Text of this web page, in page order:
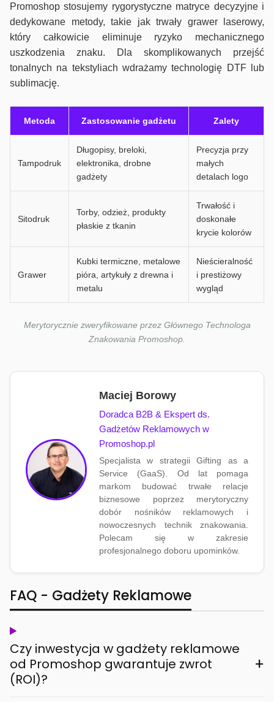
Promoshop stosujemy rygorystyczne matryce decyzyjne i
dedykowane metody, takie jak trwały grawer laserowy,
który całkowicie eliminuje ryzyko mechanicznego
uszkodzenia znaku. Dla skomplikowanych przejść
tonalnych na tekstyliach wdrażamy technologię DTF lub
sublimację.
Metoda Zastosowanie gadżetu Zalety
Tampodruk
Długopisy, breloki,
elektronika, drobne
gadżety
Precyzja przy
małych
detalach logo
Sitodruk
Torby, odzież, produkty
płaskie z tkanin
Trwałość i
doskonałe
krycie kolorów
Grawer
Kubki termiczne, metalowe
pióra, artykuły z drewna i
metalu
Nieścieralność
i prestiżowy
wygląd
Merytorycznie zweryfikowane przez Głównego Technologa
Znakowania Promoshop.
Maciej Borowy
Doradca B2B & Ekspert ds.
Gadżetów Reklamowych w
Promoshop.pl
Specjalista w strategii Gifting as a
Service (GaaS). Od lat pomaga
markom budować trwałe relacje
biznesowe poprzez merytoryczny
dobór nośników reklamowych i
nowoczesnych technik znakowania.
Polecam się w zakresie
profesjonalnego doboru upominków.
FAQ - Gadżety Reklamowe
Czy inwestycja w gadżety reklamowe
od Promoshop gwarantuje zwrot
(ROI)?
+